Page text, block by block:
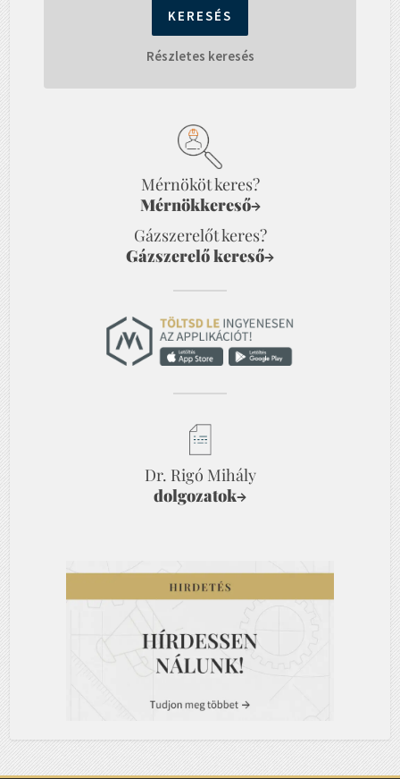
Részletes keresés
Mérnököt keres?
Mérnökkereső→
Gázszerelőt keres?
Gázszerelő kereső→
Dr. Rigó Mihály
dolgozatok→